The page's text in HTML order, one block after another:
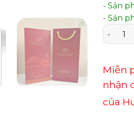
- Sản
- Sản
Miễn
nhận
của